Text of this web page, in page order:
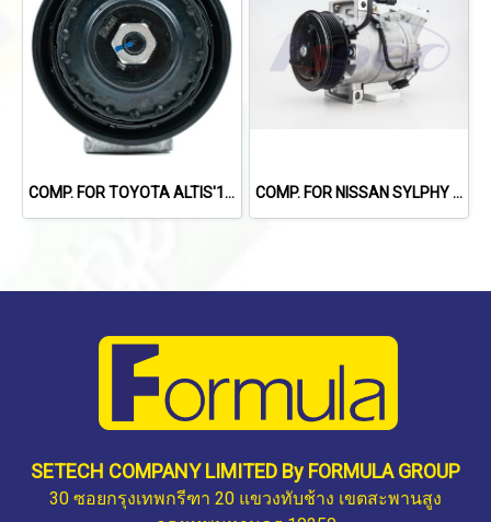
COMP. FOR TOYOTA ALTIS'13 (120mm.) (6PK) COMP. FOR NISSAN SYLPHY 1.8L /X-TRIAL'14 /TEANA L33'13-'19 (2.0L)
SETECH COMPANY LIMITED By FORMULA GROUP
30 ซอยกรุงเทพกรีฑา 20 แขวงทับช้าง เขตสะพานสูง